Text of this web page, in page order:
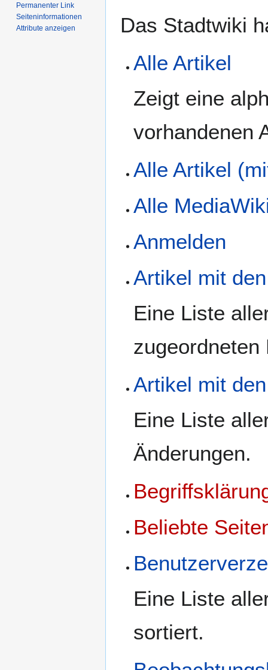
Das Stadtwiki
Alle Artikel
Zeigt eine
vorhandenen
Alle Artikel
Alle
Anmelden
Artikel mit
Eine Liste
Artikel mit
Eine Liste
Änderungen.
Beliebte
Eine Liste
sortiert.
Permanenter Link
Seiten­­informationen
Attribute anzeigen